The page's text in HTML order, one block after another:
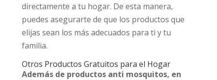
directamente a tu hogar. De esta manera,
puedes asegurarte de que los productos que
elijas sean los más adecuados para ti y tu
familia.
Otros Productos Gratuitos para el Hogar
Además de productos anti mosquitos, en